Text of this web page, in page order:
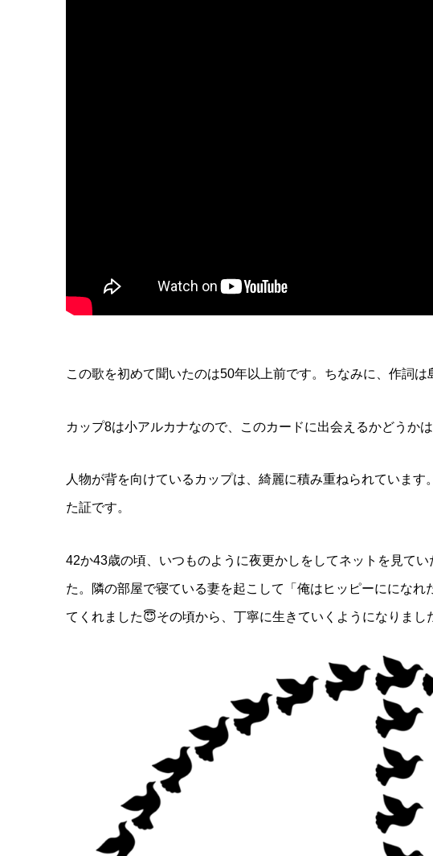
この歌を初めて聞いたのは50年以上前です。ちなみに、作詞は
カップ8は小アルカナなので、このカードに出会えるかどうか
人物が背を向けているカップは、綺麗に積み重ねられていま
た証です。
42か43歳の頃、いつものように夜更かしをしてネットを見て
た。隣の部屋で寝ている妻を起こして「俺はヒッピーににな
てくれました😇その頃から、丁寧に生きていくようになりまし